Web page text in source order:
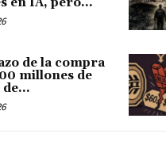
de la compra
millones de